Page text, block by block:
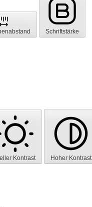
Schriftstärke
Kontrast Hoher Kontrast